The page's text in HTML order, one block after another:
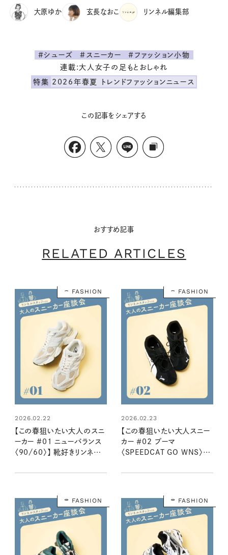
大原ゆか 玄長なおこ リンネル編集部
#シューズ #スニーカー
#ファッション小物
連載:大人女子の足もとおしゃれ
特集 2026年春夏 トレンドファッションニュース
この記事をシェアする
おすすめ記事
RELATED ARTICLES
FASHION
2026.02.22
【この春狙いたい大人のスニ
ーカー #01 ニューバランス
〈90/60〉】 靴好きリンネル
き心地
FASHION
2026.02.23
【この春狙いたい大人スニー
カー ＃02 プーマ
〈SPEEDCAT GO WNS〉】
が語る魅力とはき心地
FASHION FASHION